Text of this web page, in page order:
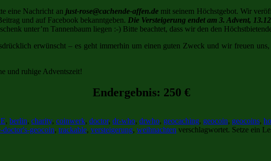
eine Nachricht an just-rose@cachende-affen.demit seinem Höchstgebot. Wir
und auf Facebook bekanntgeben. Die Versteigerung endet am 3. Advent,
unter’m Tannenbaum liegen :-) Bitte beachtet, dass wir den den
erwünscht – es geht immerhin um einen guten Zweck und wir freuen
und ruhige Adventszeit!
Endergebnis: 250 €
, berlin, charity, coinwerk, doctor, dr-who, drwho, geocaching, geocoin, geocoins,
doctor's-geocoin, trackable, versteigerung, weihnachten verschlagwortet. Setze ein